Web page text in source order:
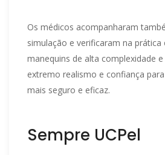
Os médicos acompanharam
simulação e verificaram na
manequins de alta complexidade
extremo realismo e confiança
mais seguro e eficaz.
Sempre UCPel